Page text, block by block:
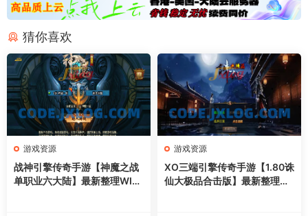
猜你喜欢
游戏资源
战神引擎传奇手游【神魔之战
单职业六大陆】最新整理WIN
游戏资源
XO三端引擎传奇手游【1.80诛
仙大极品合击版】最新整理Wi